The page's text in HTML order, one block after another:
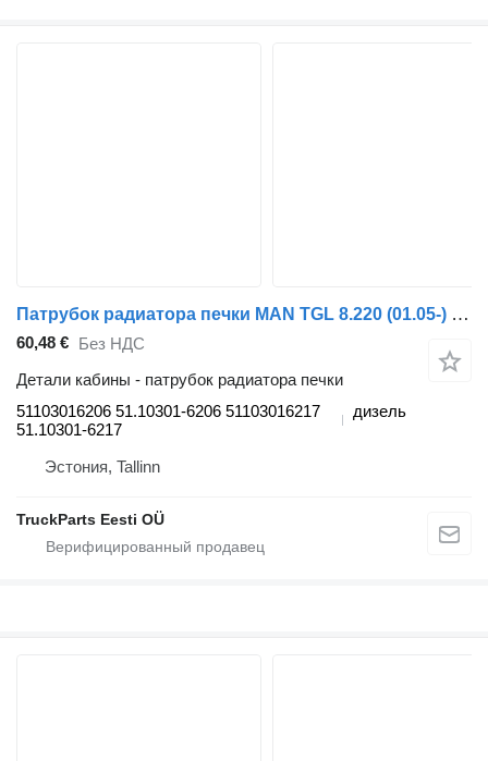
Патрубок радиатора печки MAN TGL 8.220 (01.05-) 51103016206 для грузовика MAN TGL, TGM, TGS, TGX (2005-2021)
60,48 € Без НДС
Детали кабины - патрубок радиатора печки
51103016206 51.10301-6206 51103016217
51.10301-6217
дизель
Эстония, Tallinn
TruckParts Eesti OÜ